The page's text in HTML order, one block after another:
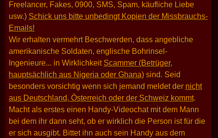
Freelancer, Fakes, 0900, SMS, Spam, käufliche Liebe
usw.) Schick uns bitte unbedingt Kopien der Missbrauchs-
Emails!
Wir erhalten vermehrt Beschwerden, dass angebliche
amerikanische Soldaten, englische Bohrinsel-
Ingenieure... in Wirklichkeit Scammer (Betrüger,
hauptsächlich aus Nigeria oder Ghana)sind. Seid
besonders vorsichtig wenn sich jemand meldet der nicht
aus Deutschland, Österreich oder der Schweiz kommt.
Macht als erstes einen Handy-Videochat mit dem Mann
bei dem ihr dann seht, ob er wirklich die Person ist für die
er sich ausgibt. Bittet ihn auch sein Handy aus dem